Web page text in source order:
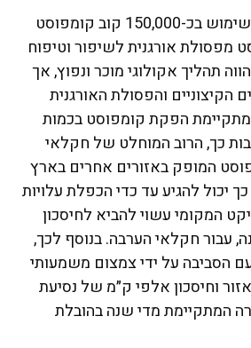
באזור הערבה נעשה שימוש בכ-150,000 קוב קומפוסט
מפסולת אורגנית לשיפור וטיפוח
תהליך אקולוגי מוכר ונפוץ, אך
הקיצוניים והפסולת האורגנית
מתקיימת הפקת קומפוסט בכמות
כך, הרוב המוחלט של חקלאי
המופק באזורים אחרים בארץ
יכול להגיע עד כדי הכפלת עלויות
המקומי עשוי להביא לחיסכון
בשנה, עבור חקלאי הערבה. בנוסף לכך,
הסביבה על ידי צמצום משמעותי
וחיסכון אלפי ק״מ של נסיעת
המתקיימת מדי שנה בהובלת